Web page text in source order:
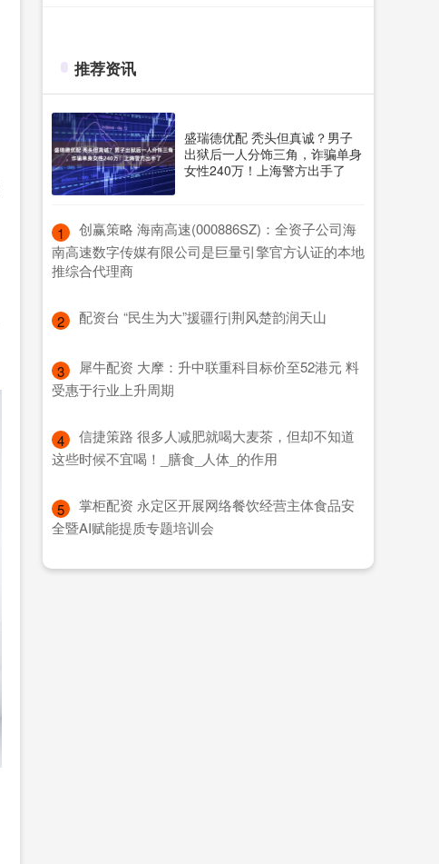
推荐资讯
盛瑞德优配 秃头但真诚？男子
出狱后一人分饰三角，诈骗单身
女性240万！上海警方出手了
1
​创赢策略 海南高速(000886SZ)：全资子公司海
南高速数字传媒有限公司是巨量引擎官方认证的本地
推综合代理商
2 ​配资台 “民生为大”援疆行|荆风楚韵润天山
3
​犀牛配资 大摩：升中联重科目标价至52港元 料
受惠于行业上升周期
4
​信捷策路 很多人减肥就喝大麦茶，但却不知道
这些时候不宜喝！_膳食_人体_的作用
5
​掌柜配资 永定区开展网络餐饮经营主体食品安
全暨AI赋能提质专题培训会